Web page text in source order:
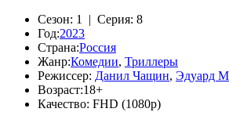
Сезон: 1 | Серия: 8
Год:2023
Страна:Россия
Жанр:Комедии, Триллеры
Режиссер: Данил Чащин, Эдуард
Возраст:18+
Качество: FHD (1080p)